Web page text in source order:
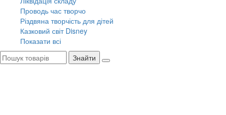
Проводь час творчо
Різдвяна творчість для дітей
Казковий світ Disney
Показати всі
Знайти